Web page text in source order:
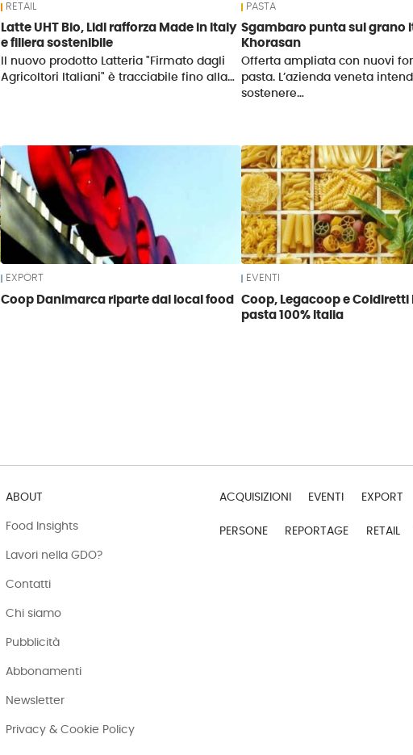
RETAIL
Latte UHT Bio, Lidl rafforza Made in Italy
e filiera sostenibile
Il nuovo prodotto Latteria "Firmato dagli
Agricoltori Italiani" è tracciabile fino alla…
PASTA
Sgambaro punta sul grano
Khorasan
Offerta ampliata con nuovi
pasta. L’azienda veneta
sostenere…
EXPORT
Coop Danimarca riparte dal local food
EVENTI
Coop, Legacoop e
pasta 100% Italia
ABOUT
Food Insights
Lavori nella GDO?
Contatti
Chi siamo
Pubblicità
Abbonamenti
Newsletter
Privacy & Cookie Policy
ACQUISIZIONI EVENTI EXPORT
PERSONE REPORTAGE RETAIL